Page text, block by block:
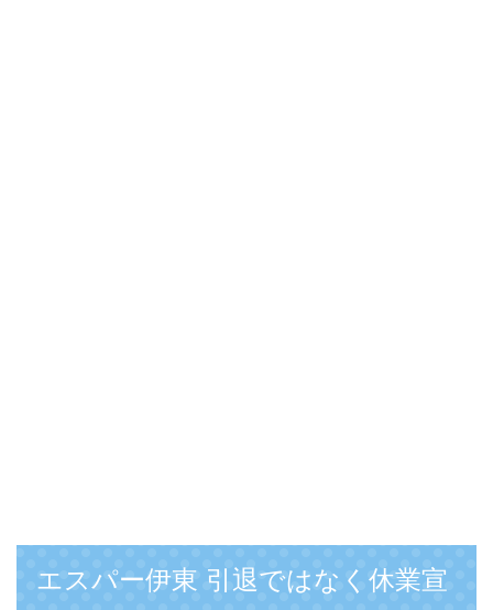
エスパー伊東 引退ではなく休業宣